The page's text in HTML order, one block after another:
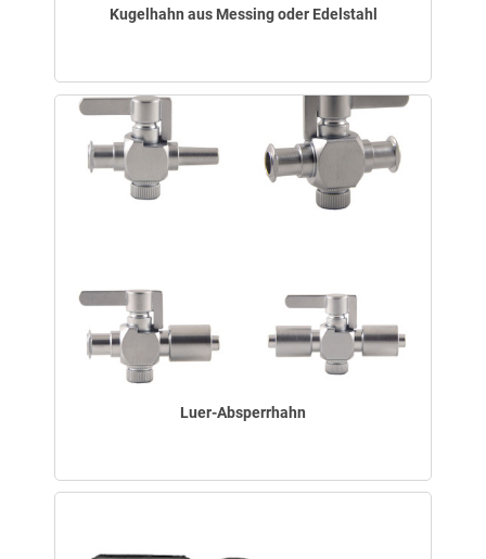
Kugelhahn aus Messing oder Edelstahl
Luer-Absperrhahn